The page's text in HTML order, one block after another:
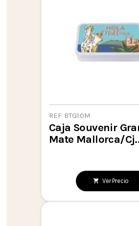
REF BTG10M
Caja Souvenir
Mate Mallorca/
Ver Precio